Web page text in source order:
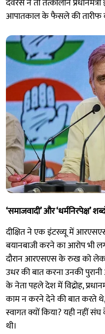
आपातकाल के फैसले की तारीफ
‘समाजवादी’ और ‘धर्मनिरपेक्ष’
दीक्षित ने एक इंटरव्यू में
बयानबाजी करने का आरोप भी
दौरान आरएसएस के रुख को
उधर की बात करना उनकी
के नेता पहले देश में विद्रोह,
काम न करने देने की बात करते
स्वागत क्यों किया? यही नहीं
थी।